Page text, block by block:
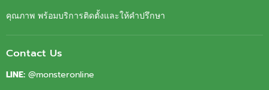
คุณภาพ พร้อมบริการติดตั้งและให้คำปรึกษา
Contact Us
LINE: @monsteronline